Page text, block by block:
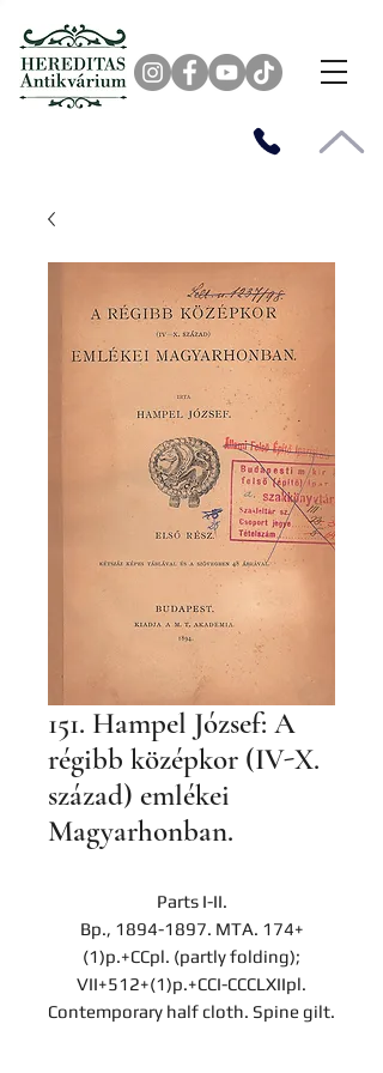
151. Hampel József: A
régibb középkor (IV-X.
század) emlékei
Magyarhonban.
Parts I-II.
Bp., 1894-1897. MTA. 174+
(1)p.+CCpl. (partly folding);
VII+512+(1)p.+CCI-CCCLXIIpl.
Contemporary half cloth. Spine gilt.